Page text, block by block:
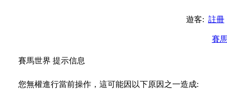
遊客: 註冊
賽
賽馬世界 提示信息
您無權進行當前操作，這可能因以下原因之一造成: